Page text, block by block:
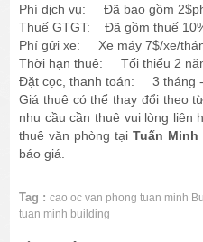
Phí dịch vụ: Đã bao gồm
Thuế GTGT: Đã gồm thuế
Phí gửi xe: Xe máy 7$/xe/
Thời hạn thuê: Tối thiểu 2
Đặt cọc, thanh toán: 3 tháng -
Giá thuê có thể thay đổi theo
nhu cầu cần thuê vui lòng liên
thuê văn phòng tạiTuấn
báo giá.
Tag : cao oc van phong tuan minh
tuan minh building